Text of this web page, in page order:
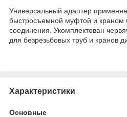
Универсальный адаптер
быстросъемной муфтой и краном
соединения. Укомплектован
для безрезьбовых труб и кранов
Характеристики
Основные